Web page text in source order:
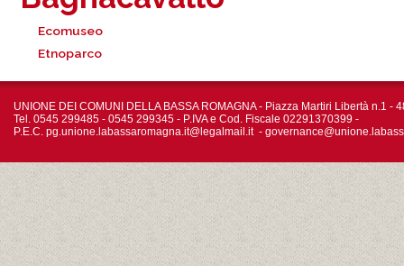
Ecomuseo
Etnoparco
UNIONE DEI COMUNI DELLA BASSA ROMAGNA - Piazza Martiri Libertà n.1 -
Tel. 0545 299485 - 0545 299345 - P.IVA e Cod. Fiscale 02291370399 -
P.E.C. pg.unione.labassaromagna.it@legalmail.it -